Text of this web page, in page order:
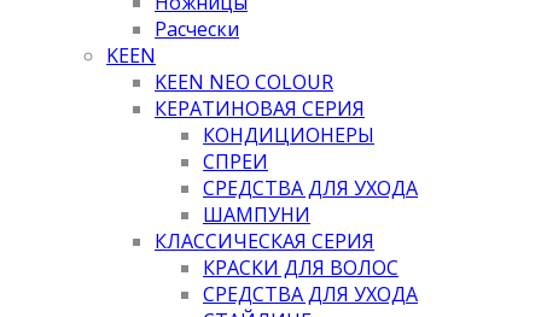
Расчески
KEEN
KEEN NEO COLOUR
КЕРАТИНОВАЯ СЕРИЯ
КОНДИЦИОНЕРЫ
СПРЕИ
СРЕДСТВА ДЛЯ УХОДА
ШАМПУНИ
КЛАССИЧЕСКАЯ СЕРИЯ
КРАСКИ ДЛЯ ВОЛОС
СРЕДСТВА ДЛЯ УХОДА